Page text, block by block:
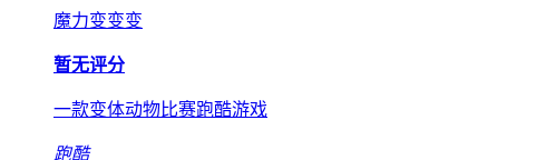
魔力变变变
暂无评分
一款变体动物比赛跑酷游戏
跑酷